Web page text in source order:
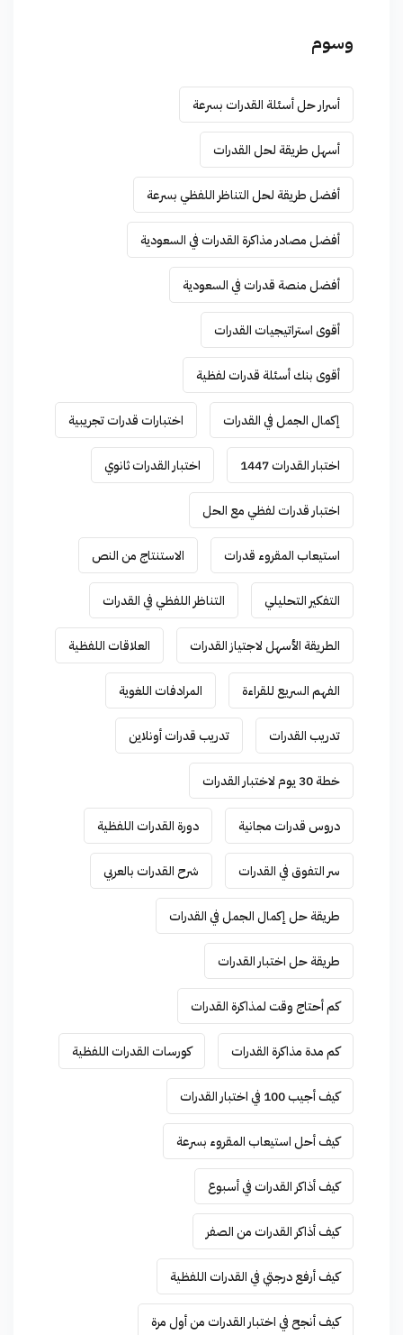
وسوم
أسرار حل أسئلة القدرات بسرعة
أسهل طريقة لحل القدرات
أفضل طريقة لحل التناظر اللفظي بسرعة
أفضل مصادر مذاكرة القدرات في السعودية
أفضل منصة قدرات في السعودية
أقوى استراتيجيات القدرات
أقوى بنك أسئلة قدرات لفظية
إكمال الجمل في القدرات اختبارات قدرات تجريبية
اختبار القدرات 1447 اختبار القدرات ثانوي
اختبار قدرات لفظي مع الحل
استيعاب المقروء قدرات الاستنتاج من النص
التفكير التحليلي التناظر اللفظي في القدرات
الطريقة الأسهل لاجتياز القدرات العلاقات اللفظية
الفهم السريع للقراءة المرادفات اللغوية
تدريب القدرات تدريب قدرات أونلاين
خطة 30 يوم لاختبار القدرات
دروس قدرات مجانية دورة القدرات اللفظية
سر التفوق في القدرات شرح القدرات بالعربي
طريقة حل إكمال الجمل في القدرات
طريقة حل اختبار القدرات
كم أحتاج وقت لمذاكرة القدرات
كم مدة مذاكرة القدرات كورسات القدرات اللفظية
كيف أجيب 100 في اختبار القدرات
كيف أحل استيعاب المقروء بسرعة
كيف أذاكر القدرات في أسبوع
كيف أذاكر القدرات من الصفر
كيف أرفع درجتي في القدرات اللفظية
كيف أنجح في اختبار القدرات من أول مرة